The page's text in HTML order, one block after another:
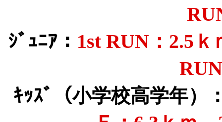
ｼﾞｭﾆｱ： 1st RUN：2.5
ｷｯｽﾞ（小学校高学年）